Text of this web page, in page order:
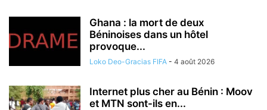
Ghana : la mort de deux
Béninoises dans un hôtel
provoque...
Loko Deo-Gracias FIFA - 4 août 2026
Internet plus cher au Bénin : Moov
et MTN sont-ils en...